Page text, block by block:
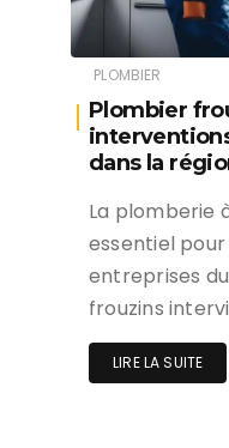
PLOMBIER
Plombier
dans la
La plomberie
essentiel
entreprises
frouzins
LIRE LA SUITE